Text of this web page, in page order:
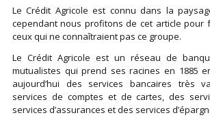
Le Crédit Agricole est connu dans la
cependant nous profitons de cet article pour
ceux qui ne connaîtraient pas ce groupe.
Le Crédit Agricole est un réseau de
mutualistes qui prend ses racines en 1885
aujourd’hui des services bancaires très
services de comptes et de cartes, des
services d’assurances et des services